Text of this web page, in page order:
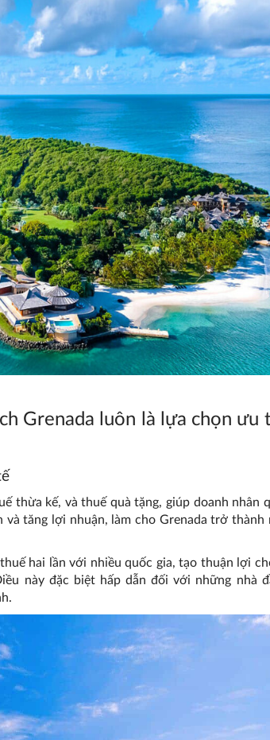
Grenada luôn là lựa chọn ưu
thừa kế, và thuế quà tặng, giúp doanh nhân
tăng lợi nhuận, làm cho Grenada trở thành
hai lần với nhiều quốc gia, tạo thuận lợi
này đặc biệt hấp dẫn đối với những nhà